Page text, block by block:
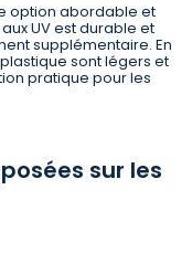
option abordable et
UV est durable et
supplémentaire. En
sont légers et
pratique pour les
sur les